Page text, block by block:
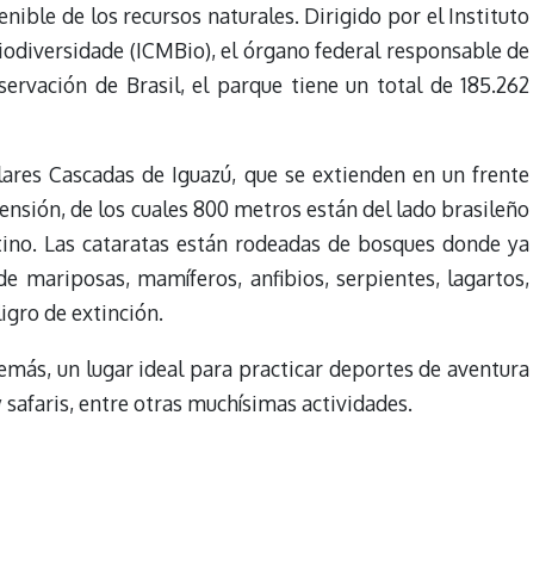
de los recursos naturales. Dirigido por el Instituto
(ICMBio), el órgano federal responsable de
de Brasil, el parque tiene un total de 185.262
Cascadas de Iguazú, que se extienden en un frente
de los cuales 800 metros están del lado brasileño
Las cataratas están rodeadas de bosques donde ya
mariposas, mamíferos, anfibios, serpientes, lagartos,
de extinción.
un lugar ideal para practicar deportes de aventura
entre otras muchísimas actividades.